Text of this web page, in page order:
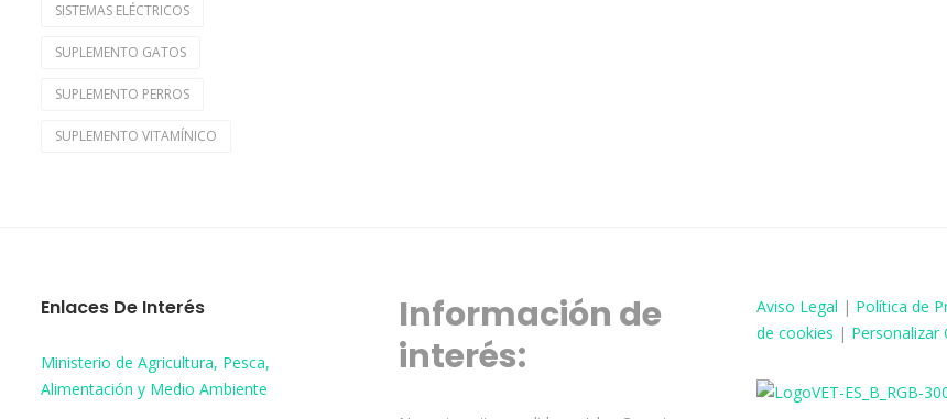
SISTEMAS ELÉCTRICOS
SUPLEMENTO GATOS
SUPLEMENTO PERROS
SUPLEMENTO VITAMÍNICO
Enlaces De Interés
Ministerio de Agricultura, Pesca,
Alimentación y Medio Ambiente
Información de
interés:
Aviso Legal | Política de
de cookies | Personalizar